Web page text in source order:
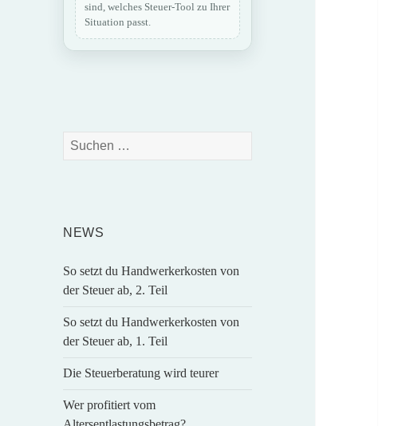
sind, welches Steuer-Tool zu Ihrer
Situation passt.
Suchen
NEWS
So setzt du Handwerkerkosten von
der Steuer ab, 2. Teil
So setzt du Handwerkerkosten von
der Steuer ab, 1. Teil
Die Steuerberatung wird teurer
Wer profitiert vom